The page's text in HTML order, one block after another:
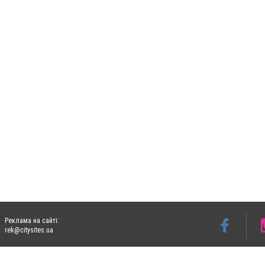
Реклама на сайті:
rek@citysites.ua